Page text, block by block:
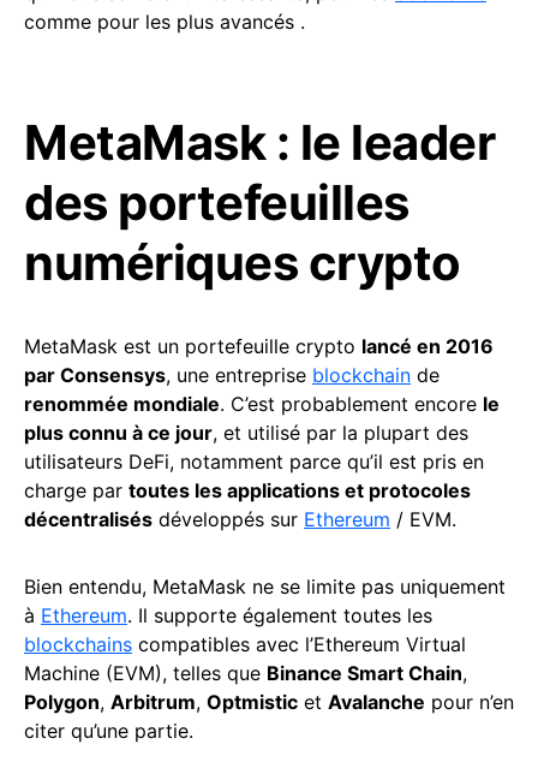
comme pour les plus avancés .
MetaMask : le leader
des portefeuilles
numériques crypto
MetaMask est un portefeuille crypto lancé en 2016
par Consensys, une entreprise blockchain de
renommée mondiale. C’est probablement encore le
plus connu à ce jour, et utilisé par la plupart des
utilisateurs DeFi, notamment parce qu’il est pris en
charge par toutes les applications et protocoles
décentralisés développés sur Ethereum / EVM.
Bien entendu, MetaMask ne se limite pas uniquement
à Ethereum. Il supporte également toutes les
blockchains compatibles avec l’Ethereum Virtual
Machine (EVM), telles que Binance Smart Chain,
Polygon, Arbitrum, Optmistic et Avalanche pour n’en
citer qu’une partie.